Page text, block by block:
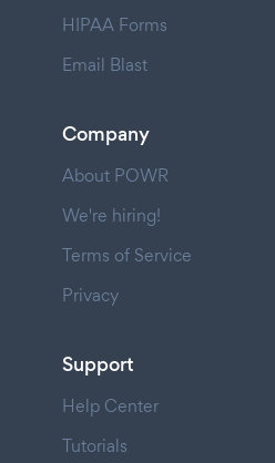
HIPAA Forms
Email Blast
Company
About POWR
We're hiring!
Terms of Service
Privacy
Support
Help Center
Tutorials